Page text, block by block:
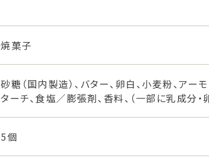
焼菓子
砂糖（国内製造）、バター、卵白、小麦粉、アー
ターチ、食塩／膨張剤、香料、（一部に乳成分・
5個